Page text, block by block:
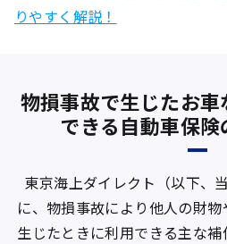
りやすく解説！
物損事故で生じたお
できる自動車保
東京海上ダイレクト（以下、
に、物損事故により他人の財
生じたときに利用できる主な